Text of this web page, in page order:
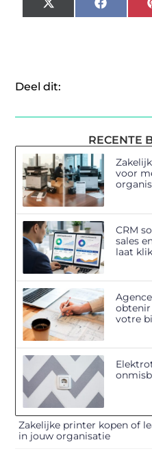
X
(Twitter)
Deel dit:
RECENTE
voor
CRM
sales
laat
votre
Zakelijke printer kopen of
in jouw organisatie